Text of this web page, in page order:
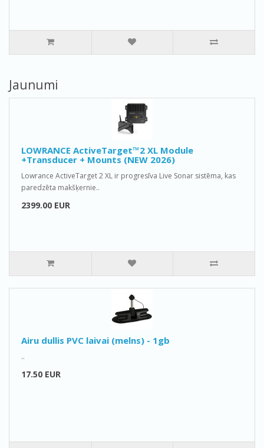
Jaunumi
LOWRANCE ActiveTarget™2 XL Module
+Transducer + Mounts (NEW 2026)
Lowrance ActiveTarget 2 XL ir progresīva Live Sonar sistēma, kas
paredzēta makšķernie..
2399.00 EUR
Airu dullis PVC laivai (melns) - 1gb
..
17.50 EUR